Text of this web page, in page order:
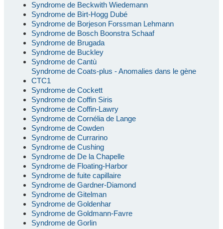
Syndrome de Beckwith Wiedemann
Syndrome de Birt-Hogg Dubé
Syndrome de Borjeson Forssman Lehmann
Syndrome de Bosch Boonstra Schaaf
Syndrome de Brugada
Syndrome de Buckley
Syndrome de Cantù
Syndrome de Coats-plus - Anomalies dans le gène
CTC1
Syndrome de Cockett
Syndrome de Coffin Siris
Syndrome de Coffin-Lawry
Syndrome de Cornélia de Lange
Syndrome de Cowden
Syndrome de Currarino
Syndrome de Cushing
Syndrome de De la Chapelle
Syndrome de Floating-Harbor
Syndrome de fuite capillaire
Syndrome de Gardner-Diamond
Syndrome de Gitelman
Syndrome de Goldenhar
Syndrome de Goldmann-Favre
Syndrome de Gorlin